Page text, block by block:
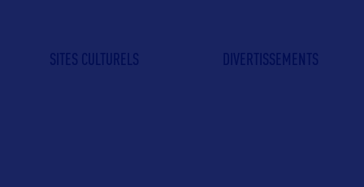
SITES CULTURELS DIVERTISSEMENTS